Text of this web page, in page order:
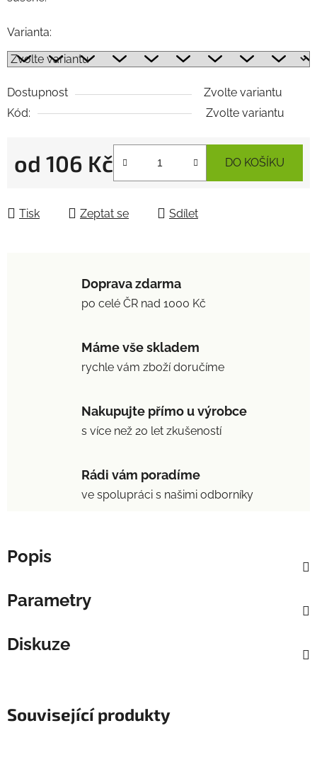
Varianta:
Dostupnost
Zvolte variantu
Kód:
Zvolte variantu
od 106 Kč DO KOŠÍKU
Tisk Zeptat se Sdílet
Doprava zdarma
po celé ČR nad 1000 Kč
Máme vše skladem
rychle vám zboží doručíme
Nakupujte přímo u výrobce
s více než 20 let zkušeností
Rádi vám poradíme
ve spolupráci s našimi odborníky
Popis
Parametry
Diskuze
Související produkty